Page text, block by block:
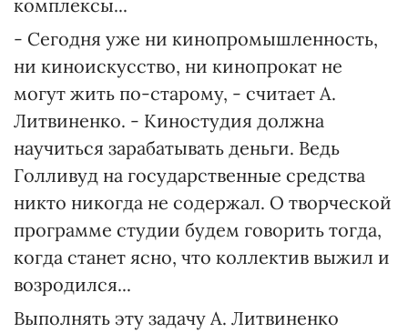
комплексы...
- Сегодня уже ни кинопромышленность,
ни киноискусство, ни кинопрокат не
могут жить по-старому, - считает А.
Литвиненко. - Киностудия должна
научиться зарабатывать деньги. Ведь
Голливуд на государственные средства
никто никогда не содержал. О творческой
программе студии будем говорить тогда,
когда станет ясно, что коллектив выжил и
возродился...
Выполнять эту задачу А. Литвиненко